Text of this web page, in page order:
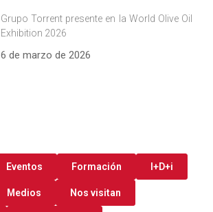
Grupo Torrent presente en la World Olive Oil
Exhibition 2026
6 de marzo de 2026
Eventos Formación I+D+i
Medios Nos visitan